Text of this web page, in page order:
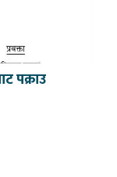
पक्राउ